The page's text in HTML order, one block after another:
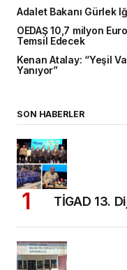
Adalet Bakanı Gürlek
OEDAŞ 10,7 milyon
Temsil Edecek
Kenan Atalay: “Yeşil
Yanıyor”
SON HABERLER
TİGAD 13.